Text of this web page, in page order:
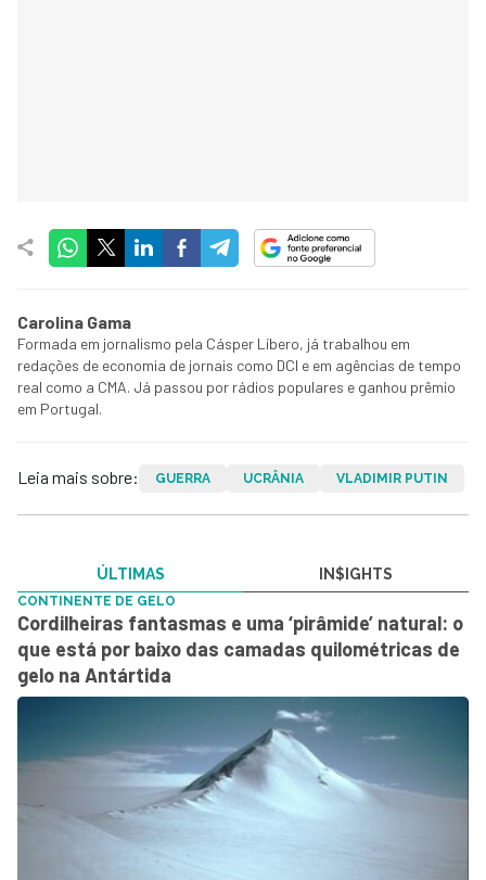
Carolina Gama
Formada em jornalismo pela Cásper Líbero, já trabalhou em
redações de economia de jornais como DCI e em agências de tempo
real como a CMA. Já passou por rádios populares e ganhou prêmio
em Portugal.
Leia mais sobre: GUERRA UCRÂNIA VLADIMIR PUTIN
ÚLTIMAS IN$IGHTS
CONTINENTE DE GELO
Cordilheiras fantasmas e uma ‘pirâmide’ natural: o
que está por baixo das camadas quilométricas de
gelo na Antártida